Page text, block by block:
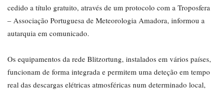
cedido a título gratuito, através de um protocolo com a Troposfera
– Associação Portuguesa de Meteorologia Amadora, informou a
autarquia em comunicado.
Os equipamentos da rede Blitzortung, instalados em vários países,
funcionam de forma integrada e permitem uma deteção em tempo
real das descargas elétricas atmosféricas num determinado local,